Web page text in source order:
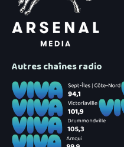
Autres chaînes radio